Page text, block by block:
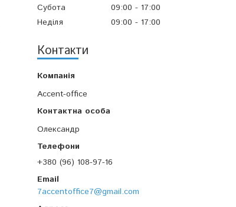
Субота
09:00
17:00
Неділя
09:00 17:00
Контакти
Accent-office
Олександр
+380 (96) 108-97-16
7accentoffice7@gmail.com